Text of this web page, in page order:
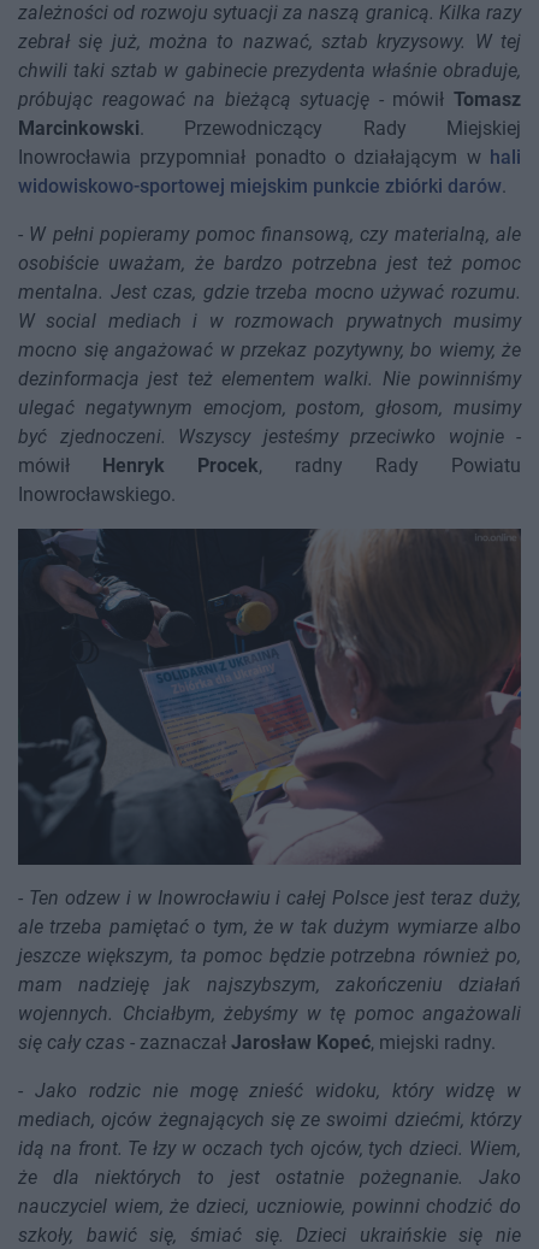
zależności od rozwoju sytuacji za naszą granicą. Kilka razy
zebrał się już, można to nazwać, sztab kryzysowy. W tej
chwili taki sztab w gabinecie prezydenta właśnie obraduje,
próbując reagować na bieżącą sytuację - mówiłTomasz
Marcinkowski. Przewodniczący Rady Miejskiej
Inowrocławia przypomniał ponadto o działającym w hali
widowiskowo-sportowej miejskim punkcie zbiórki darów.
- W pełni popieramy pomoc finansową, czy materialną, ale
osobiście uważam, że bardzo potrzebna jest też pomoc
mentalna. Jest czas, gdzie trzeba mocno używać rozumu.
W social mediach i w rozmowach prywatnych musimy
mocno się angażować w przekaz pozytywny, bo wiemy, że
dezinformacja jest też elementem walki. Nie powinniśmy
ulegać negatywnym emocjom, postom, głosom, musimy
być zjednoczeni. Wszyscy jesteśmy przeciwko wojnie-
mówił
Henryk Procek, radny Rady Powiatu
Inowrocławskiego.
- Ten odzew i w Inowrocławiu i całej Polsce jest teraz duży,
ale trzeba pamiętać o tym, że w tak dużym wymiarze albo
jeszcze większym, ta pomoc będzie potrzebna również po,
mam nadzieję jak najszybszym, zakończeniu działań
wojennych. Chciałbym, żebyśmy w tę pomoc angażowali
się cały czas - zaznaczał Jarosław Kopeć, miejski radny.
- Jako rodzic nie mogę znieść widoku, który widzę w
mediach, ojców żegnających się ze swoimi dziećmi, którzy
idą na front. Te łzy w oczach tych ojców, tych dzieci. Wiem,
że dla niektórych to jest ostatnie pożegnanie. Jako
nauczyciel wiem, że dzieci, uczniowie, powinni chodzić do
szkoły, bawić się, śmiać się. Dzieci ukraińskie się nie